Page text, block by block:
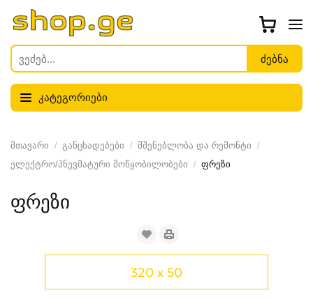
კატეგორიები
მთავარი განცხადებები
მშენებლობა და რემონტი
ელექტრო/პნევმატური მოწყობილობები
ფრეზი
ფრეზი
320 x 50